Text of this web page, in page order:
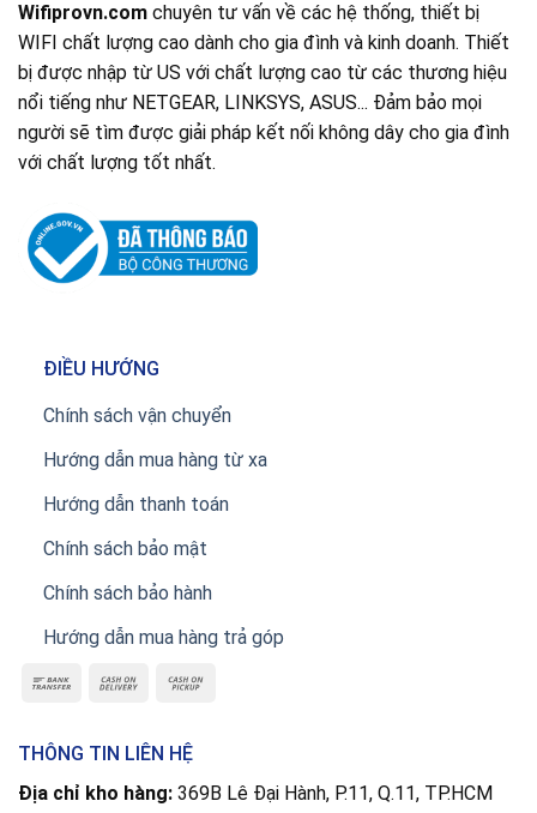
Wifiprovn.com chuyên tư vấn về các hệ thống, thiết bị
WIFI chất lượng cao dành cho gia đình và kinh doanh. Thiết
bị được nhập từ US với chất lượng cao từ các thương hiệu
nổi tiếng như NETGEAR, LINKSYS, ASUS... Đảm bảo mọi
người sẽ tìm được giải pháp kết nối không dây cho gia đình
với chất lượng tốt nhất.
ĐIỀU HƯỚNG
Chính sách vận chuyển
Hướng dẫn mua hàng từ xa
Hướng dẫn thanh toán
Chính sách bảo mật
Chính sách bảo hành
Hướng dẫn mua hàng trả góp
THÔNG TIN LIÊN HỆ
Địa chỉ kho hàng: 369B Lê Đại Hành, P.11, Q.11, TP.HCM